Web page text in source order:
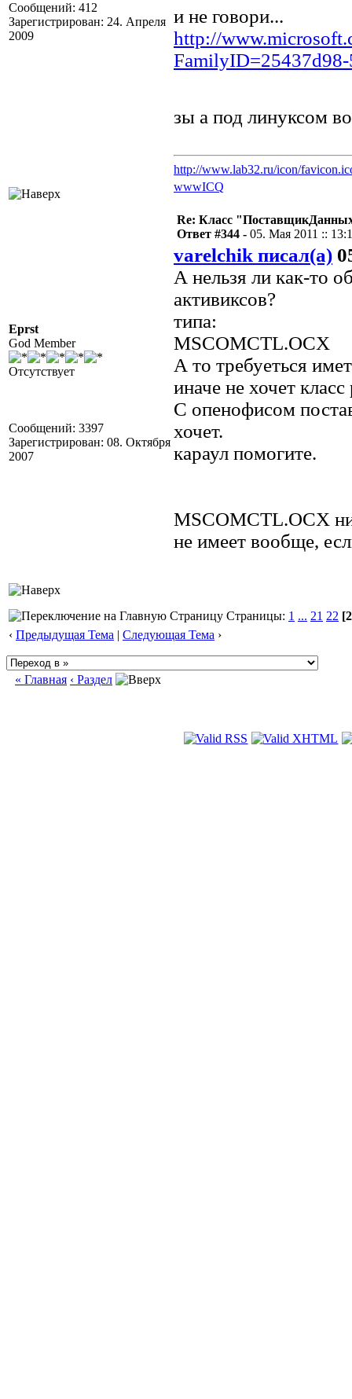
Сообщений: 412
Зарегистрирован: 24. Апреля
2009
и не говори...
http://
зы а под линуксом
http://www.lab32.ru/icon/
wwwICQ
Eprst
God Member
Отсутствует
Сообщений: 3397
Зарегистрирован: 08. Октября
2007
Re: Класс
Ответ #344 - 05. Мая 2011 ::
varelchik писал(а)
А нельзя ли как-то
активиксов?
типа:
MSCOMCTL.OCX
А то требуеться
иначе не хочет класс
С опенофисом
хочет.
караул помогите.
MSCOMCTL.OCX
не имеет вообще,
Страницы: 1 ... 21 22
‹ Предыдущая Тема | Следующая Тема ›
« Главная ‹ Раздел